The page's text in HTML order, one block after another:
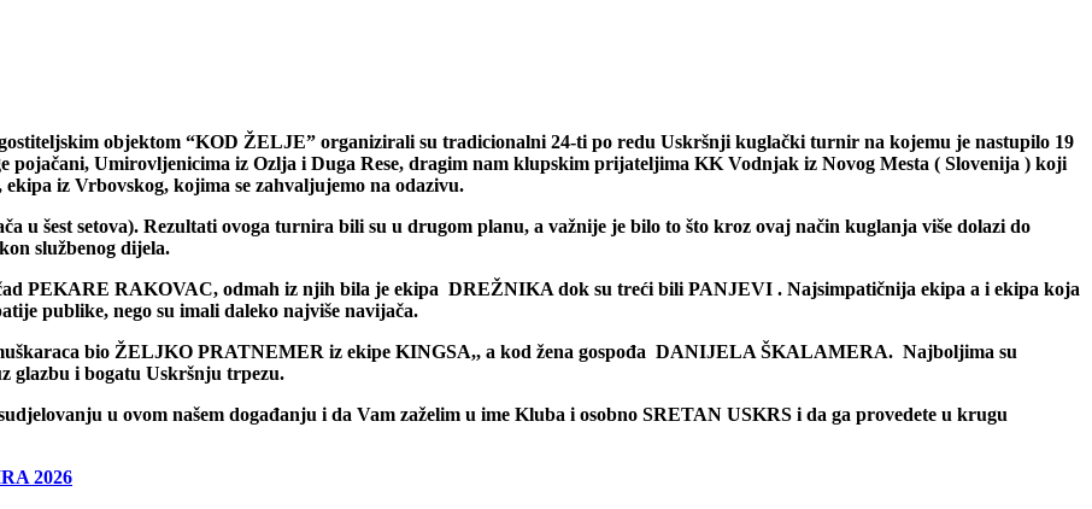
objektom “KOD ŽELJE” organizirali su tradicionalni 24-ti po redu Uskršnji kuglački turnir na kojemu je nastupilo 19
pojačani, Umirovljenicima iz Ozlja i Duga Rese, dragim nam klupskim prijateljima KK Vodnjak iz Novog Mesta ( Slovenija ) koji
iz Vrbovskog, kojima se zahvaljujemo na odazivu.
u šest setova). Rezultati ovoga turnira bili su u drugom planu, a važnije je bilo to što kroz ovaj način kuglanja više dolazi do
službenog dijela.
PEKARE RAKOVAC, odmah iz njih bila je ekipa DREŽNIKA dok su treći bili PANJEVI . Najsimpatičnija ekipa a i ekipa koja
publike, nego su imali daleko najviše navijača.
bio ŽELJKO PRATNEMER iz ekipe KINGSA,, a kod žena gospođa DANIJELA ŠKALAMERA. Najboljima su
glazbu i bogatu Uskršnju trpezu.
u ovom našem događanju i da Vam zaželim u ime Kluba i osobno SRETAN USKRS i da ga provedete u krugu
2026